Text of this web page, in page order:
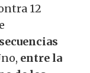
12
entre la